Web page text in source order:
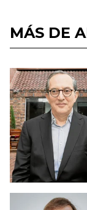
MÁS DE